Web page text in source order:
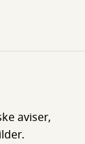
aviser,